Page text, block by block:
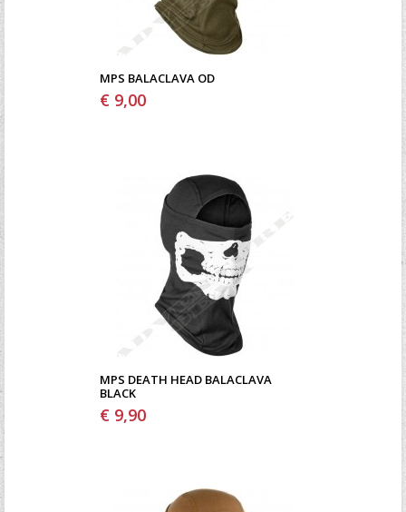
MPS BALACLAVA OD
€ 9,00
MPS DEATH HEAD BALACLAVA
BLACK
€ 9,90